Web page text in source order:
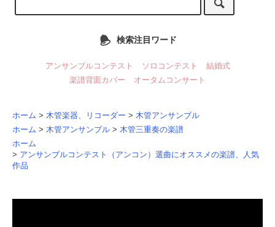
検索注目ワード
アンサンブルコンテスト ソロコンテスト
結婚式
楽譜背面カバー
オータムコンサート
ホーム > 木管楽器、リコーダー > 木管アンサンブル
ホーム > 木管アンサンブル > 木管三重奏の楽譜
ホーム
> アンサンブルコンテスト（アンコン）選曲にオススメの楽譜、人気
作品